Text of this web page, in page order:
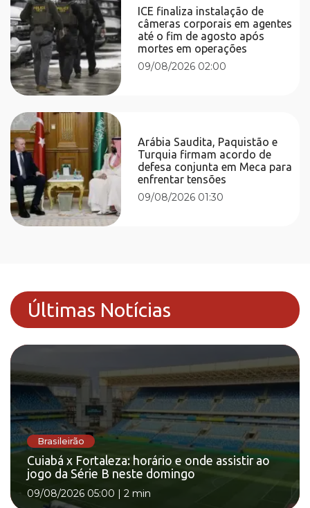
ICE finaliza instalação de
câmeras corporais em agentes
até o fim de agosto após
mortes em operações
09/08/2026 02:00
Arábia Saudita, Paquistão e
Turquia firmam acordo de
defesa conjunta em Meca para
enfrentar tensões
09/08/2026 01:30
Últimas Notícias
Brasileirão
Cuiabá x Fortaleza: horário e onde assistir ao
jogo da Série B neste domingo
09/08/2026 05:00 | 2 min